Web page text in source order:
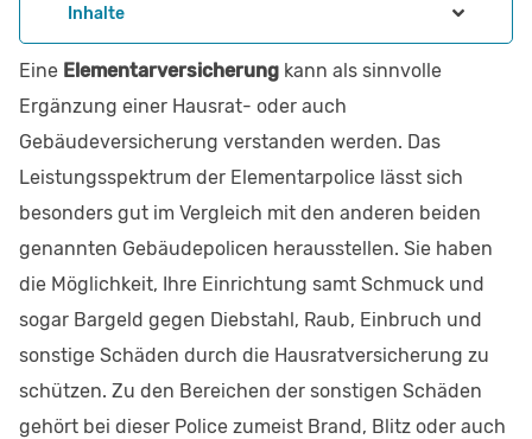
Inhalte
Eine Elementarversicherung kann als sinnvolle
Ergänzung einer Hausrat- oder auch
Gebäudeversicherung verstanden werden. Das
Leistungsspektrum der Elementarpolice lässt sich
besonders gut im Vergleich mit den anderen beiden
genannten Gebäudepolicen herausstellen. Sie haben
die Möglichkeit, Ihre Einrichtung samt Schmuck und
sogar Bargeld gegen Diebstahl, Raub, Einbruch und
sonstige Schäden durch die Hausratversicherung zu
schützen. Zu den Bereichen der sonstigen Schäden
gehört bei dieser Police zumeist Brand, Blitz oder auch